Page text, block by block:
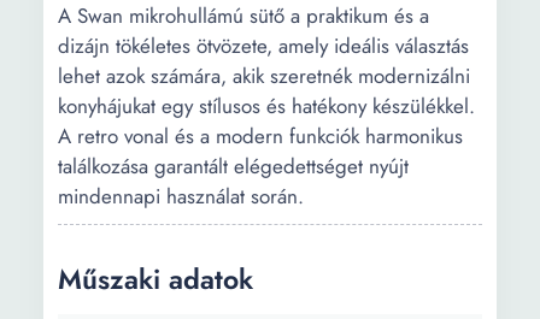
A Swan mikrohullámú sütő a praktikum és a
dizájn tökéletes ötvözete, amely ideális választás
lehet azok számára, akik szeretnék modernizálni
konyhájukat egy stílusos és hatékony készülékkel.
A retro vonal és a modern funkciók harmonikus
találkozása garantált elégedettséget nyújt
mindennapi használat során.
Műszaki adatok